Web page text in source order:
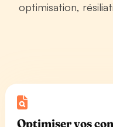
optimisation,
Optimiser vos